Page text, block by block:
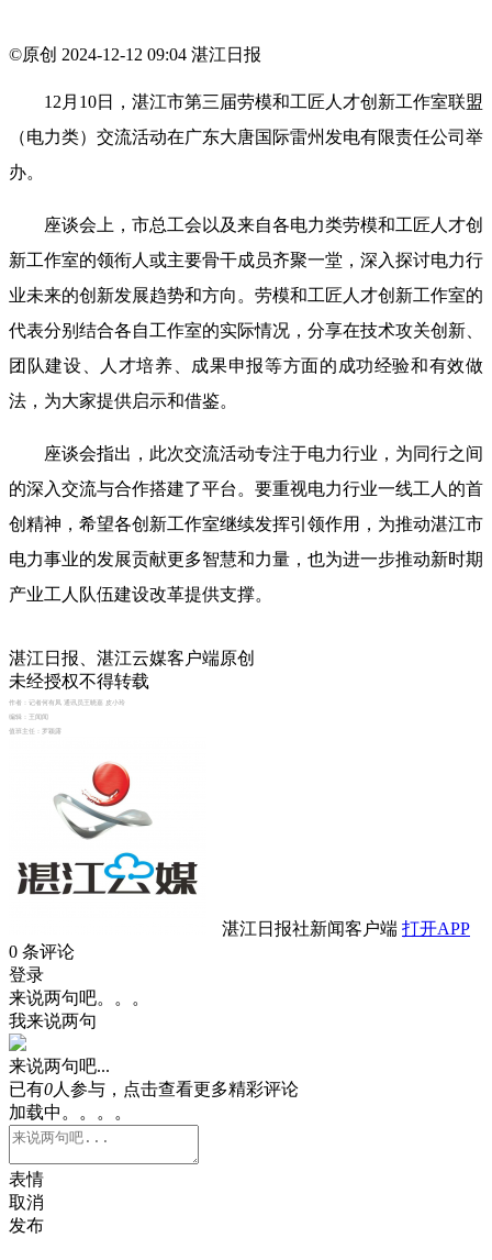
©原创 2024-12-12 09:04 湛江日报
12月10日，湛江市第三届劳模和工匠人才创新工作室联盟
（电力类）交流活动在广东大唐国际雷州发电有限责任公司举
办。
座谈会上，市总工会以及来自各电力类劳模和工匠人才创
新工作室的领衔人或主要骨干成员齐聚一堂，深入探讨电力行
业未来的创新发展趋势和方向。劳模和工匠人才创新工作室的
代表分别结合各自工作室的实际情况，分享在技术攻关创新、
团队建设、人才培养、成果申报等方面的成功经验和有效做
法，为大家提供启示和借鉴。
座谈会指出，此次交流活动专注于电力行业，为同行之间
的深入交流与合作搭建了平台。要重视电力行业一线工人的首
创精神，希望各创新工作室继续发挥引领作用，为推动湛江市
电力事业的发展贡献更多智慧和力量，也为进一步推动新时期
产业工人队伍建设改革提供支撑。
湛江日报、湛江云媒客户端原创
未经授权不得转载
作者： 记者何有凤 通讯员王晓嘉 皮小玲
编辑： 王闻闻
值班主任： 罗颖露
湛江日报社新闻客户端 打开APP
0 条评论
登录
来说两句吧。。。
我来说两句
来说两句吧...
已有0人参与，点击查看更多精彩评论
加载中。。。。
表情
取消
发布